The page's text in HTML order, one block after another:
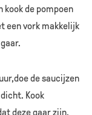
kook de pompoen
een vork makkelijk
de saucijzen
Kook
deze gaar zijn.